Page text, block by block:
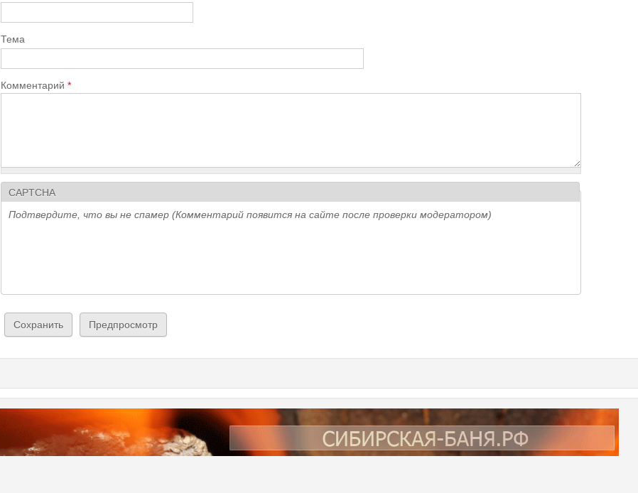
Тема
Комментарий*
CAPTCHA
Подтвердите, что вы не спамер (Комментарий появится на сайте после проверки модератором)